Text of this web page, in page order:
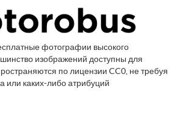
фотографии высокого
изображений доступны для
по лицензии CC0, не требуя
или каких-либо атрибуций